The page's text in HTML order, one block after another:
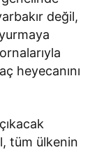
değil,
heyecanını
tüm ülkenin